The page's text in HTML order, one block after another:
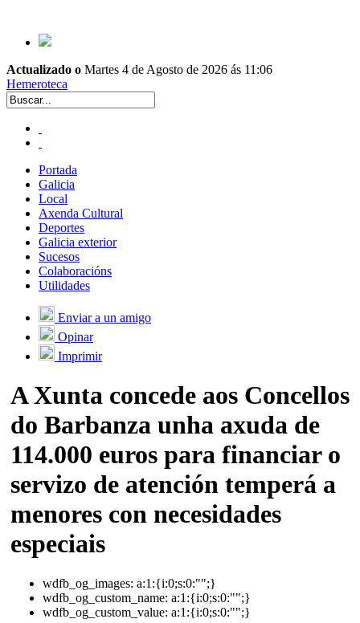
Actualizado o Martes 4 de Agosto de 2026 ás 11:06
Hemeroteca
Portada
Galicia
Local
Axenda Cultural
Deportes
Galicia exterior
Sucesos
Colaboracións
Utilidades
Enviar a un amigo
Opinar
Imprimir
A Xunta concede aos Concellos
do Barbanza unha axuda de
114.000 euros para financiar o
servizo de atención temperá a
menores con necesidades
especiais
wdfb_og_images: a:1:{i:0;s:0:"";}
wdfb_og_custom_name: a:1:{i:0;s:0:"";}
wdfb_og_custom_value: a:1:{i:0;s:0:"";}